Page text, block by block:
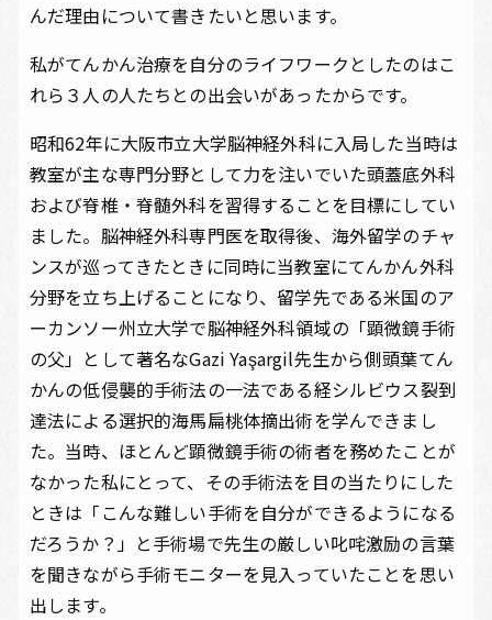
んだ理由について書きたいと思います。
私がてんかん治療を自分のライフワークとしたのはこ
れら３人の人たちとの出会いがあったからです。
昭和62年に大阪市立大学脳神経外科に入局した当時は
教室が主な専門分野として力を注いでいた頭蓋底外科
および脊椎・脊髄外科を習得することを目標にしてい
ました。脳神経外科専門医を取得後、海外留学のチャ
ンスが巡ってきたときに同時に当教室にてんかん外科
分野を立ち上げることになり、留学先である米国のア
ーカンソー州立大学で脳神経外科領域の「顕微鏡手術
の父」として著名なGazi Yaşargil先生から側頭葉てん
かんの低侵襲的手術法の一法である経シルビウス裂到
達法による選択的海馬扁桃体摘出術を学んできまし
た。当時、ほとんど顕微鏡手術の術者を務めたことが
なかった私にとって、その手術法を目の当たりにした
ときは「こんな難しい手術を自分ができるようになる
だろうか？」と手術場で先生の厳しい叱咤激励の言葉
を聞きながら手術モニターを見入っていたことを思い
出します。